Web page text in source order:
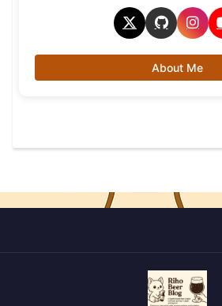
About Me